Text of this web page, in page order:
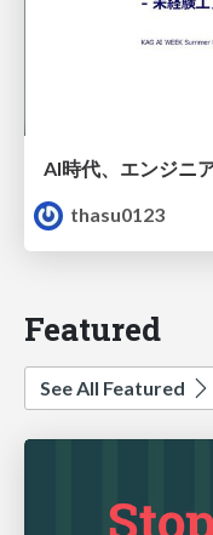
thasu0123
Featured
See All Featured